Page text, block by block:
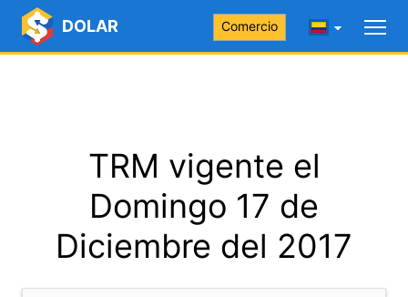
DOLAR Comercio
TRM vigente el
Domingo 17 de
Diciembre del 2017